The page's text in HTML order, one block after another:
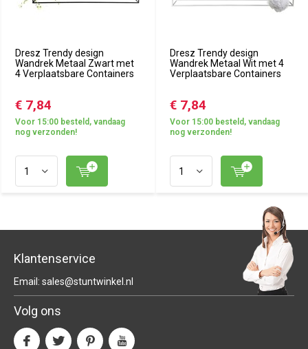
Dresz Trendy design
Wandrek Metaal Zwart met
4 Verplaatsbare Containers
€ 7,84
Voor 15:00 besteld, vandaag
nog verzonden!
Dresz Trendy design
Wandrek Metaal Wit met 4
Verplaatsbare Containers
€ 7,84
Voor 15:00 besteld, vandaag
nog verzonden!
Klantenservice
Email: sales@stuntwinkel.nl
Volg ons